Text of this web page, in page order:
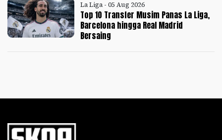
La Liga - 05 Aug 2026
Top 10 Transfer Musim Panas La Liga,
Barcelona hingga Real Madrid
Bersaing